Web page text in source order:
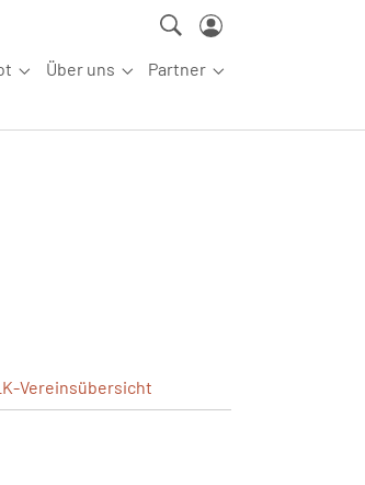
"Aus-/Fortbildung"
Submenu for "Angebot"
Über uns
Submenu for "Über uns"
Partner
Submenu for
Vereinsübersicht